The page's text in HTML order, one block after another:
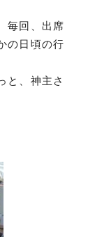
毎回、出席
の日頃の行
と、神主さ